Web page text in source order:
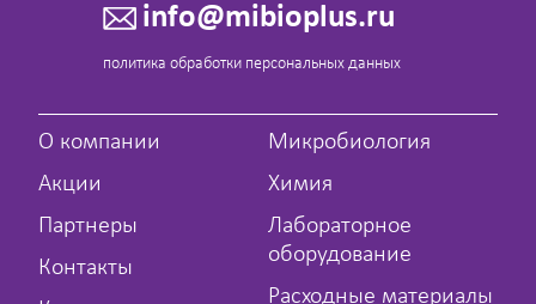
info@mibioplus.ru
политика обработки персональных данных
О компании
Акции
Партнеры
Контакты
Микробиология
Химия
Лабораторное
оборудование
Расходные материалы